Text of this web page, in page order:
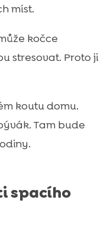
míst.
kočce
stresovat. Proto ji
koutu domu.
Tam bude
spacího